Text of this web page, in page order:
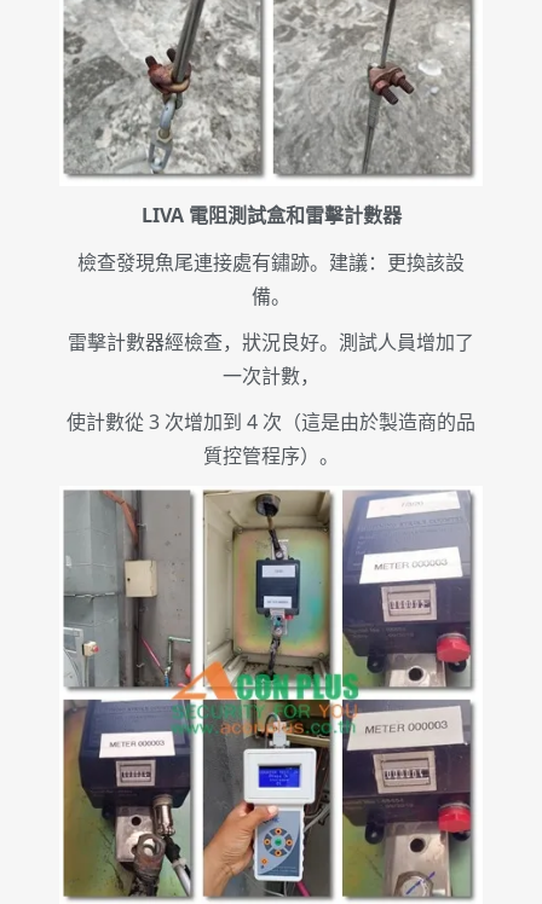
LIVA 電阻測試盒和雷擊計數器
檢查發現魚尾連接處有鏽跡。建議：更換該設
備。
雷擊計數器經檢查，狀況良好。測試人員增加了
一次計數，
使計數從 3 次增加到 4 次（這是由於製造商的品
質控管程序）。